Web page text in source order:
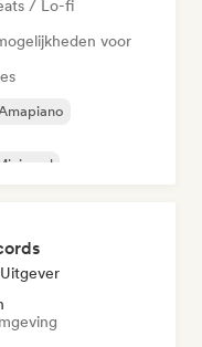
/ Lo-fi
voor